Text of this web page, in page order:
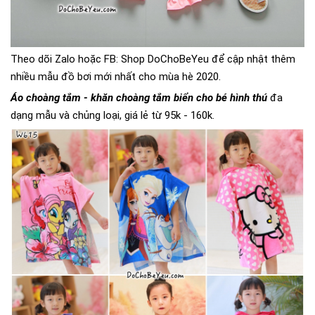
Theo dõi Zalo hoặc FB: Shop DoChoBeYeu để cập nhật thêm
nhiều mẫu đồ bơi mới nhất cho mùa hè 2020.
Áo choàng tắm - khăn choàng tắm biển cho bé hình thú đa
dạng mẫu và chủng loại, giá lẻ từ 95k - 160k.